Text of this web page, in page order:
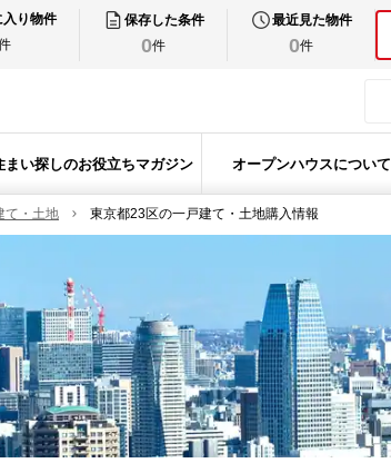
入り物件 保存した条件
0件
最近見た物件
0件
まい探しのお役立ちマガジン オープンハウスについて
て・土地 東京都23区の一戸建て・土地購入情報